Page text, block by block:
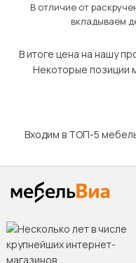
В отличие от
вкладываем
В итоге цена на нашу
Некоторые позиции
Входим в ТОП-5